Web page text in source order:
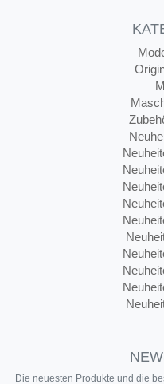
Die neuesten Produkte und die